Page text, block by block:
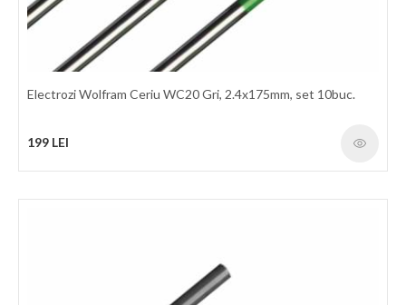
Electrozi Wolfram Ceriu WC20 Gri, 2.4x175mm, set 10buc.
Electrozi Wolfram Ceriu WC20 Gri, 2.4x175mm, set 10buc.
199 LEI